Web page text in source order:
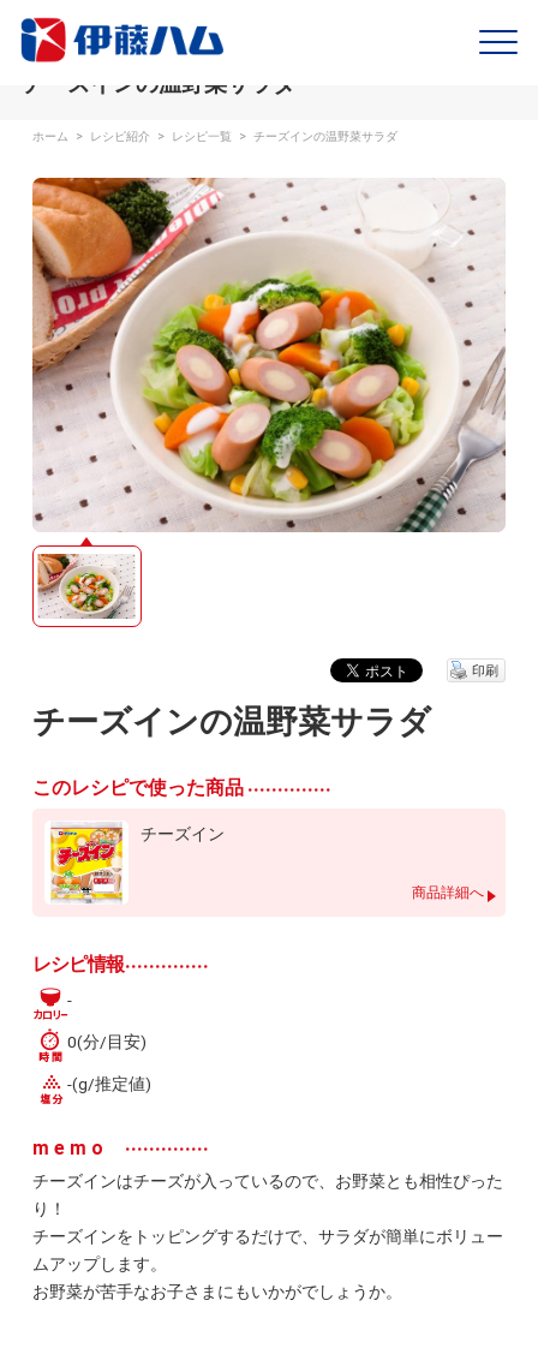
チーズインの温野菜サラダ
ホーム > レシピ紹介 > レシピ一覧 > チーズインの温野菜サラダ
チーズインの温野菜サラダ
印刷
このレシピで使った商品
チーズイン
商品詳細へ
レシピ情報
-
0(分/目安)
-(g/推定値)
memo
チーズインはチーズが入っているので、お野菜とも相性ぴった
り！
チーズインをトッピングするだけで、サラダが簡単にボリュー
ムアップします。
お野菜が苦手なお子さまにもいかがでしょうか。